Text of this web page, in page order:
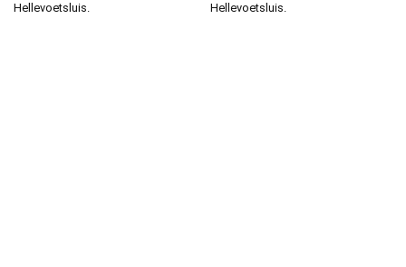
Hellevoetsluis.
Hellevoetsluis.